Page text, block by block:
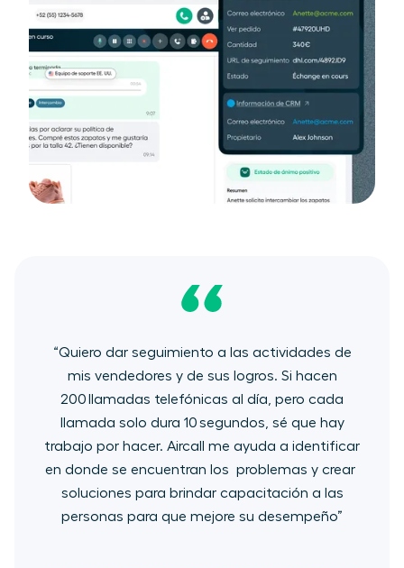
“Quiero ​dar seguimiento​ a las actividades de
mis vendedores y de sus logros. Si hacen
200 llamadas telefónicas al día, pero cada
llamada solo dura 10 segundos, sé que hay
trabajo por hacer. ​Aircall ​me ayuda a identificar​
en donde se encuentran los ​ problemas ​y crear ​
soluciones ​para brindar capacitación a las
personas para que​ mejore su desempeño”